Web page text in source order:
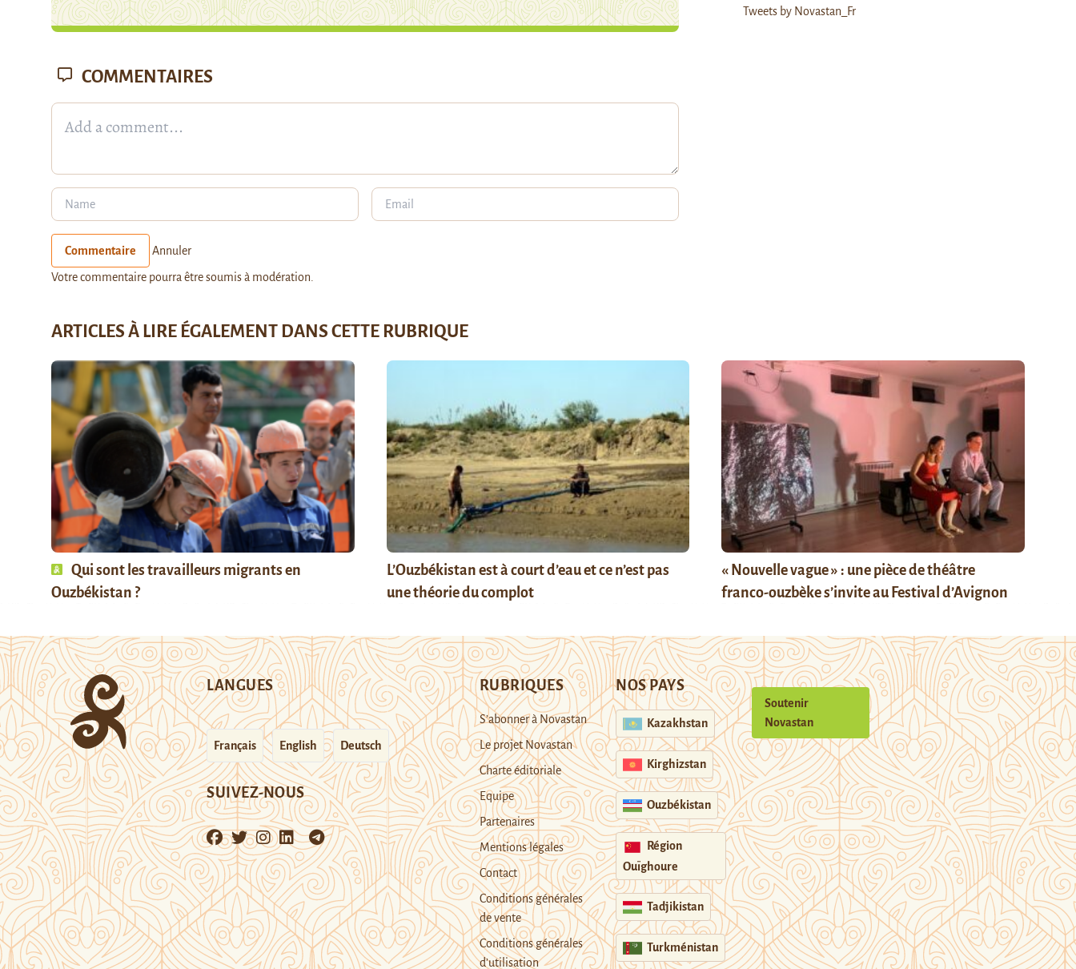
Tweets by Novastan_Fr
COMMENTAIRES
Commentaire Annuler
Votre commentaire pourra être soumis à modération.
ARTICLES À LIRE ÉGALEMENT DANS CETTE RUBRIQUE
Qui sont les travailleurs migrants en
Ouzbékistan ?
L’Ouzbékistan est à court d’eau et ce n’est pas
une théorie du complot
« Nouvelle vague » : une pièce de théâtre
franco-ouzbèke s’invite au Festival d’Avignon
LANGUES
Français English Deutsch
SUIVEZ-NOUS
RUBRIQUES
S’abonner à Novastan
Le projet Novastan
Charte éditoriale
Equipe
Partenaires
Mentions légales
Contact
Conditions générales
de vente
Conditions générales
d’utilisation
NOS PAYS
Kazakhstan
Kirghizstan
Ouzbékistan
Région
Ouïghoure
Tadjikistan
Turkménistan
Soutenir
Novastan